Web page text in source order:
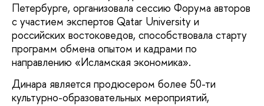
Петербурге, организовала сессию Форума авторов
с участием экспертов Qatar University и
российских востоковедов, способствовала старту
программ обмена опытом и кадрами по
направлению «Исламская экономика».
Динара является продюсером более 50-ти
культурно-образовательных мероприятий,